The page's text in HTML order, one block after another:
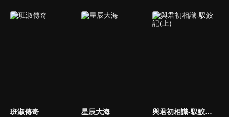
班淑傳奇 星辰大海 與君初相識-馭鮫記(上)